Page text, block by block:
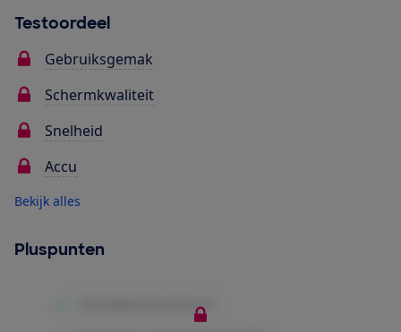
Testoordeel
Gebruiksgemak
Schermkwaliteit
Snelheid
Accu
Bekijk alles
Pluspunten